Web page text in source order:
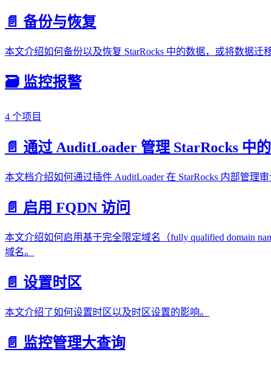
📄️ 备份与恢复
本文介绍如何备份以及恢复 StarRocks 中的数据，或将数据迁
🗃️ 监控报警
4 个项目
📄️ 通过 AuditLoader 管理 StarRocks 中
本文档介绍如何通过插件 AuditLoader 在 StarRocks 内部管理审
📄️ 启用 FQDN 访问
本文介绍如何启用基于完全限定域名（fully qualified domain
域名。
📄️ 设置时区
本文介绍了如何设置时区以及时区设置的影响。
📄️ 监控管理大查询